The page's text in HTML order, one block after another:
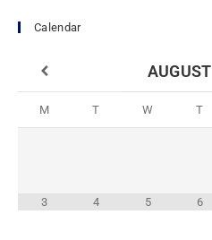
Calendar
AUGUST
M T W T
3 4 5 6